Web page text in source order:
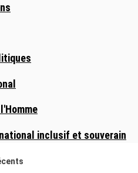
inclusif et souverain